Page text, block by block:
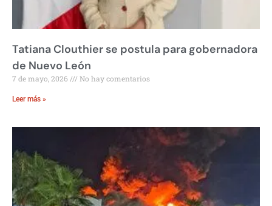
Tatiana Clouthier se postula para gobernadora
de Nuevo León
7 de mayo, 2026 No hay comentarios
Leer más »